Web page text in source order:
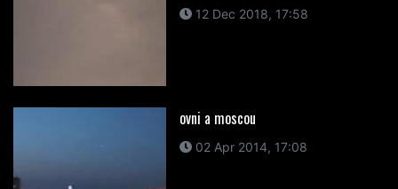
12 Dec 2018, 17:58
ovni a moscou
02 Apr 2014, 17:08